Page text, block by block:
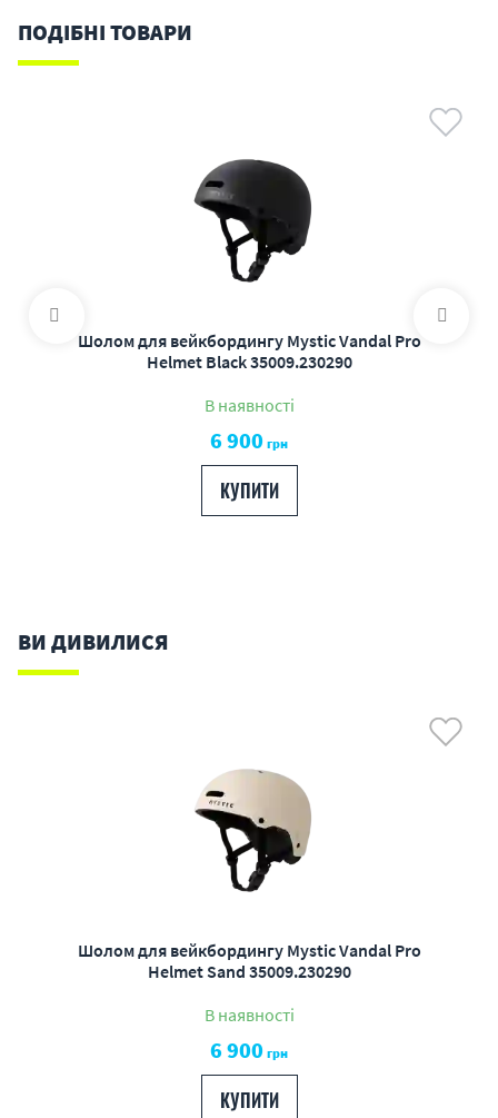
ПОДІБНІ ТОВАРИ
Шолом для вейкбордингу Mystic Vandal Pro
Helmet Black 35009.230290
В наявності
6 900 грн
КУПИТИ
ВИ ДИВИЛИСЯ
Шолом для вейкбордингу Mystic Vandal Pro
Helmet Sand 35009.230290
В наявності
6 900 грн
КУПИТИ